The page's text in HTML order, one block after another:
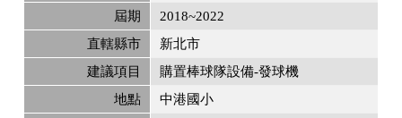
屆期
2018~2022
直轄縣市
新北市
建議項目
購置棒球隊設備-發球機
地點
中港國小